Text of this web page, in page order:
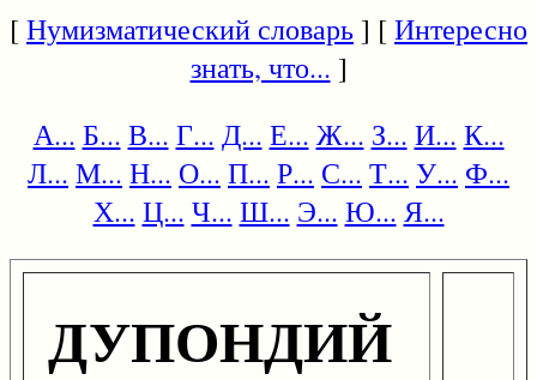
[Нумизматический словарь] [Интересно
знать, что... ]
А... Б... В... Г... Д... Е... Ж... З... И... К...
Л... М... Н... О... П... Р... С... Т... У... Ф...
Х... Ц... Ч... Ш... Э... Ю... Я...
ДУПОНДИЙ